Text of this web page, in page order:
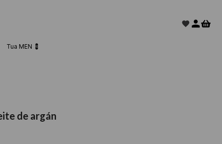
Tua MEN 💈
de argán